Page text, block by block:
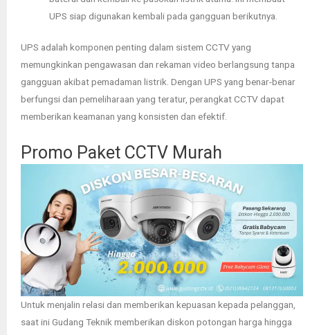
UPS siap digunakan kembali pada gangguan berikutnya.
UPS adalah komponen penting dalam sistem CCTV yang
memungkinkan pengawasan dan rekaman video berlangsung tanpa
gangguan akibat pemadaman listrik. Dengan UPS yang benar-benar
berfungsi dan pemeliharaan yang teratur, perangkat CCTV dapat
memberikan keamanan yang konsisten dan efektif.
Promo Paket CCTV Murah
Untuk menjalin relasi dan memberikan kepuasan kepada pelanggan,
saat ini Gudang Teknik memberikan diskon potongan harga hingga